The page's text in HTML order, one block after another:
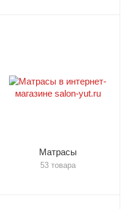
Матрасы
53 товара